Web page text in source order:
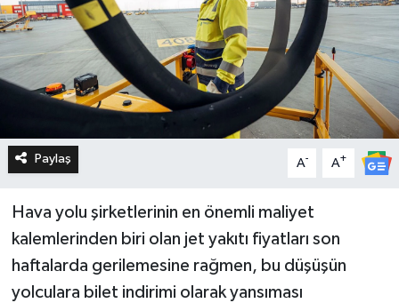
Paylaş A- A+
Hava yolu şirketlerinin en önemli maliyet
kalemlerinden biri olan jet yakıtı fiyatları son
haftalarda gerilemesine rağmen, bu düşüşün
yolculara bilet indirimi olarak yansıması